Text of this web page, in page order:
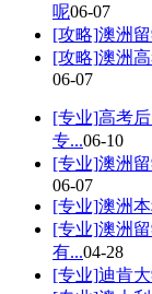
呢06-07
[攻略]澳洲
[攻略]澳洲
06-07
[专业]高考
专...06-10
[专业]澳洲
06-07
[专业]澳洲
[专业]澳洲
有...04-28
[专业]迪肯